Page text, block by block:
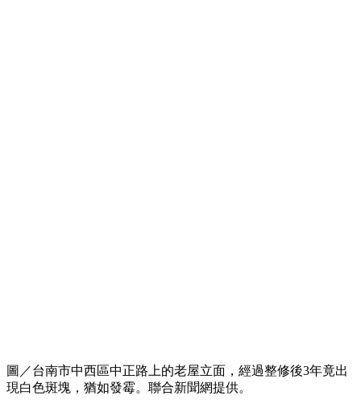
圖／台南市中西區中正路上的老屋立面，經過整修後3年竟出
現白色斑塊，猶如發霉。聯合新聞網提供。